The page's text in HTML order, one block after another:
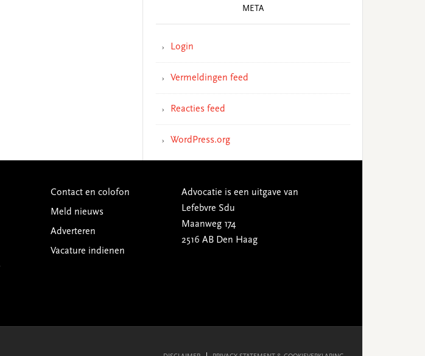
META
Login
Vermeldingen feed
Reacties feed
WordPress.org
Contact en colofon
Meld nieuws
Adverteren
Vacature indienen
Advocatie is een uitgave van
Lefebvre Sdu
Maanweg 174
2516 AB Den Haag